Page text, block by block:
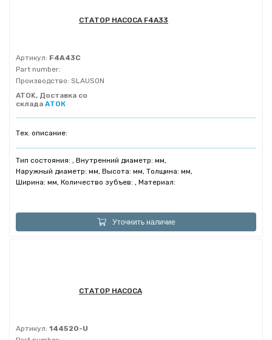
СТАТОР НАСОСА F4A33
Артикул: F4A43C
Part number:
Производство: SLAUSON
ATOK, Доставка со
склада АТОК
Тех. описание:
Тип состояния: , Внутренний диаметр: мм,
Наружный диаметр: мм, Высота: мм, Толщина: мм,
Ширина: мм, Количество зубъев: , Материал:
Уточнить наличие
СТАТОР НАСОСА
Артикул: 144520-U